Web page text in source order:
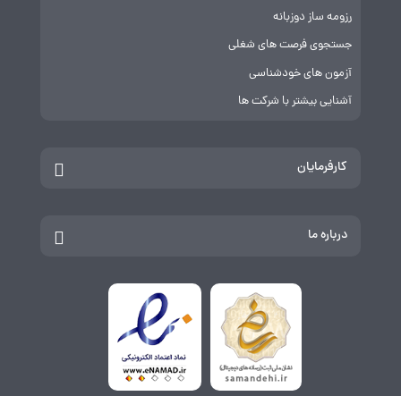
رزومه ساز دوزبانه
جستجوی فرصت های شغلی
آزمون های خودشناسی
آشنایی بیشتر با شرکت ها
کارفرمایان
درباره ما